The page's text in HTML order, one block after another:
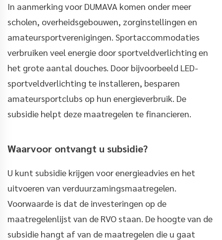
In aanmerking voor DUMAVA komen onder meer
scholen, overheidsgebouwen, zorginstellingen en
amateursportverenigingen. Sportaccommodaties
verbruiken veel energie door sportveldverlichting en
het grote aantal douches. Door bijvoorbeeld LED-
sportveldverlichting te installeren, besparen
amateursportclubs op hun energieverbruik. De
subsidie helpt deze maatregelen te financieren.
Waarvoor ontvangt u subsidie?
U kunt subsidie krijgen voor energieadvies en het
uitvoeren van verduurzamingsmaatregelen.
Voorwaarde is dat de investeringen op de
maatregelenlijst van de RVO staan. De hoogte van de
subsidie hangt af van de maatregelen die u gaat